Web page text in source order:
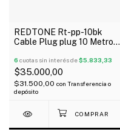
REDTONE Rt-pp-10bk
Cable Plug plug 10 Metros
Termocontraible
6 cuotas sin interés de$5.833,33
$35.000,00
$31.500,00 con Transferencia o
depósito